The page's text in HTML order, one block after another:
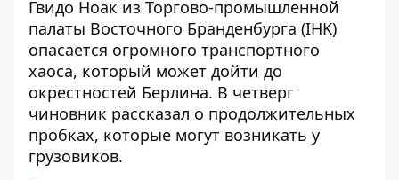
Гвидо Ноак из Торгово-промышленной
палаты Восточного Бранденбурга (IHK)
опасается огромного транспортного
хаоса, который может дойти до
окрестностей Берлина. В четверг
чиновник рассказал о продолжительных
пробках, которые могут возникать у
грузовиков.